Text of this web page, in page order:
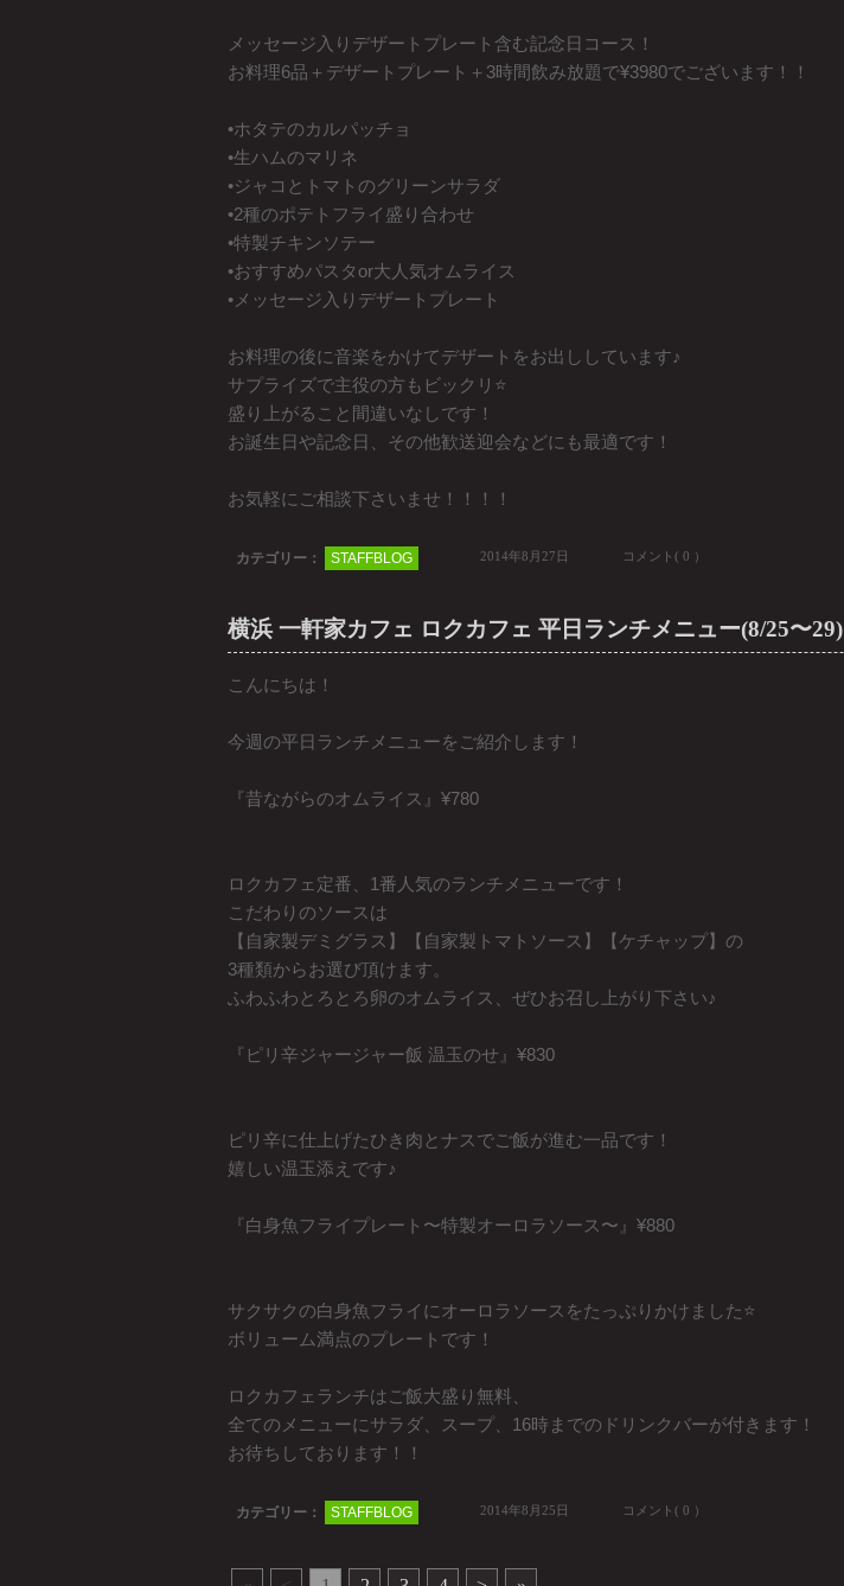
メッセージ入りデザートプレート含む記念日コース！
お料理6品＋デザートプレート＋3時間飲み放題で¥3980でございます！！
•ホタテのカルパッチョ
•生ハムのマリネ
•ジャコとトマトのグリーンサラダ
•2種のポテトフライ盛り合わせ
•特製チキンソテー
•おすすめパスタor大人気オムライス
•メッセージ入りデザートプレート
お料理の後に音楽をかけてデザートをお出ししています♪
サプライズで主役の方もビックリ⭐️
盛り上がること間違いなしです！
お誕生日や記念日、その他歓送迎会などにも最適です！
お気軽にご相談下さいませ！！！！
カテゴリー： STAFFBLOG 2014年8月27日 コメント( 0 ）
横浜 一軒家カフェ ロクカフェ 平日ランチメニュー(8/25〜29)
こんにちは！
今週の平日ランチメニューをご紹介します！
『昔ながらのオムライス』¥780
ロクカフェ定番、1番人気のランチメニューです！
こだわりのソースは
【自家製デミグラス】【自家製トマトソース】【ケチャップ】の
3種類からお選び頂けます。
ふわふわとろとろ卵のオムライス、ぜひお召し上がり下さい♪
『ピリ辛ジャージャー飯 温玉のせ』¥830
ピリ辛に仕上げたひき肉とナスでご飯が進む一品です！
嬉しい温玉添えです♪
『白身魚フライプレート〜特製オーロラソース〜』¥880
サクサクの白身魚フライにオーロラソースをたっぷりかけました⭐️
ボリューム満点のプレートです！
ロクカフェランチはご飯大盛り無料、
全てのメニューにサラダ、スープ、16時までのドリンクバーが付きます！
お待ちしております！！
カテゴリー： STAFFBLOG 2014年8月25日 コメント( 0 ）